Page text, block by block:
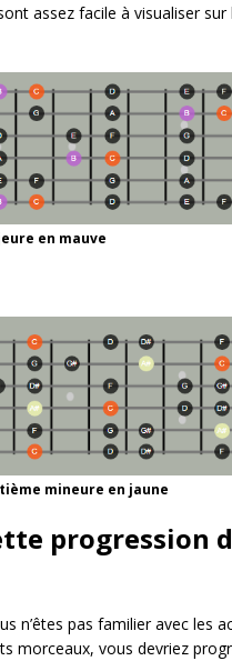
assez facile à visualiser
en mauve
mineure en jaune
progression
n’êtes pas familier avec les
morceaux, vous devriez